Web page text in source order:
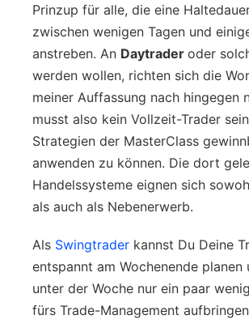
Prinzup für alle, die eine
zwischen wenigen Tagen und
anstreben. An Daytrader oder
werden wollen, richten sich die
meiner Auffassung nach hingegen
musst also kein Vollzeit-Trader
Strategien der MasterClass
anwenden zu können. Die dort
Handelssysteme eignen sich
als auch als Nebenerwerb.
Als Swingtrader kannst Du Deine
entspannt am Wochenende planen
unter der Woche nur ein paar
fürs Trade-Management